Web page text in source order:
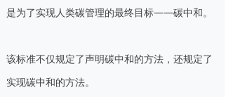
是为了实现人类碳管理的最终目标——碳中和。
该标准不仅规定了声明碳中和的方法，还规定了
实现碳中和的方法。